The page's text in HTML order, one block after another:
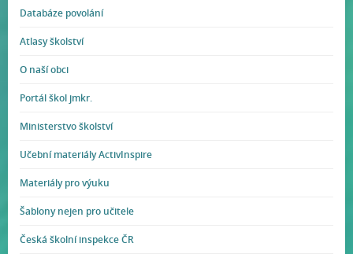
Databáze povolání
Atlasy školství
O naší obci
Portál škol jmkr.
Ministerstvo školství
Učební materiály ActivInspire
Materiály pro výuku
Šablony nejen pro učitele
Česká školní inspekce ČR